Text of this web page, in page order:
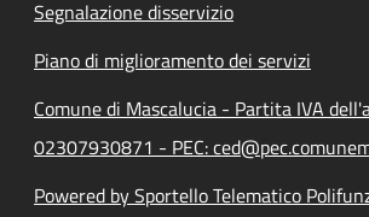
Segnalazione disservizio
Piano di miglioramento dei servizi
Comune di Mascalucia - Partita IVA
02307930871 - PEC:
Powered by Sportello Telematico